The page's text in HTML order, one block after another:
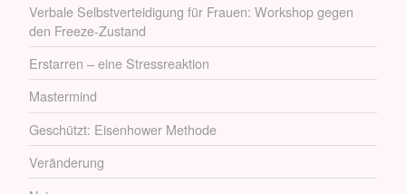
Verbale Selbstverteidigung für Frauen: Workshop gegen
den Freeze-Zustand
Erstarren – eine Stressreaktion
Mastermind
Geschützt: Eisenhower Methode
Veränderung